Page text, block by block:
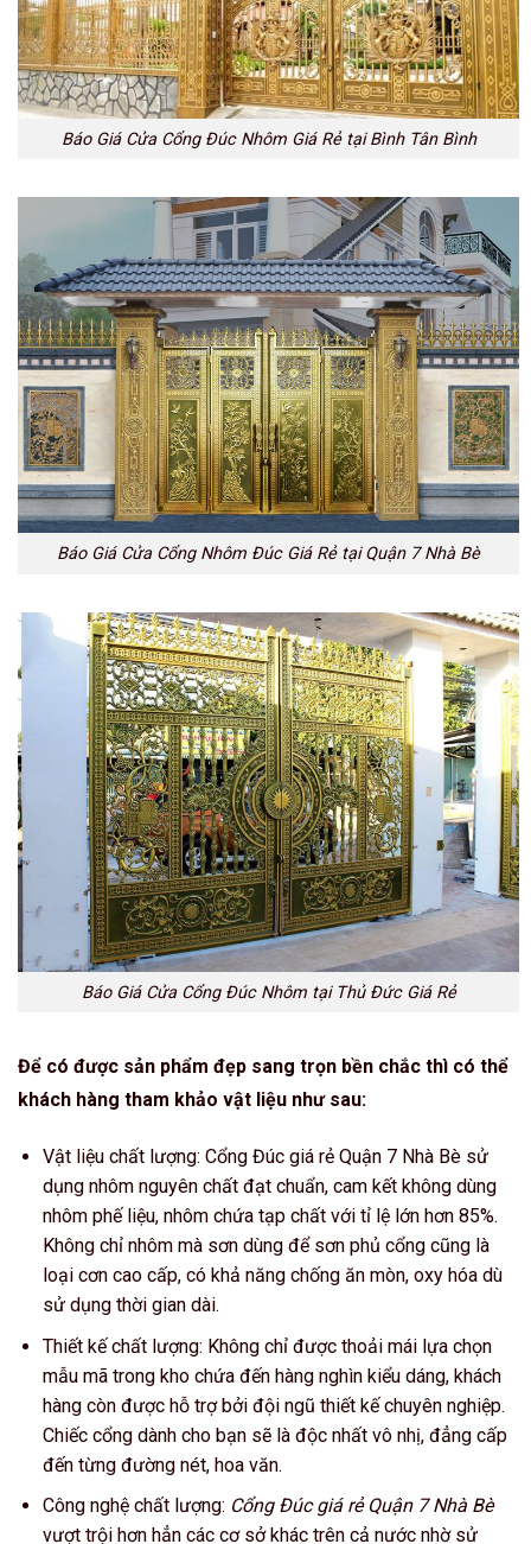
Báo Giá Cửa Cổng Đúc Nhôm Giá Rẻ tại Bình Tân Bình
Báo Giá Cửa Cổng Nhôm Đúc Giá Rẻ tại Quận 7 Nhà Bè
Báo Giá Cửa Cổng Đúc Nhôm tại Thủ Đức Giá Rẻ
Để có được sản phẩm đẹp sang trọn bền chắc thì có thể
khách hàng tham khảo vật liệu như sau:
Vật liệu chất lượng: Cổng Đúc giá rẻ Quận 7 Nhà Bè sử
dụng nhôm nguyên chất đạt chuẩn, cam kết không dùng
nhôm phế liệu, nhôm chứa tạp chất với tỉ lệ lớn hơn 85%.
Không chỉ nhôm mà sơn dùng để sơn phủ cổng cũng là
loại cơn cao cấp, có khả năng chống ăn mòn, oxy hóa dù
sử dụng thời gian dài.
Thiết kế chất lượng: Không chỉ được thoải mái lựa chọn
mẫu mã trong kho chứa đến hàng nghìn kiểu dáng, khách
hàng còn được hỗ trợ bởi đội ngũ thiết kế chuyên nghiệp.
Chiếc cổng dành cho bạn sẽ là độc nhất vô nhị, đẳng cấp
đến từng đường nét, hoa văn.
Công nghệ chất lượng: Cổng Đúc giá rẻ Quận 7 Nhà Bè
vượt trội hơn hẳn các cơ sở khác trên cả nước nhờ sử